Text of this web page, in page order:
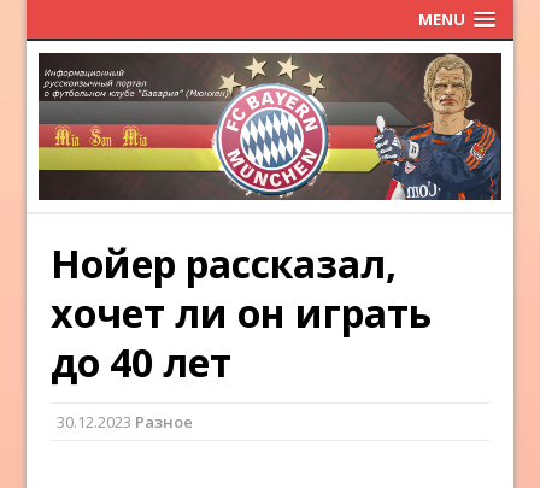
MENU
Нойер рассказал,
хочет ли он играть
до 40 лет
30.12.2023 Разное